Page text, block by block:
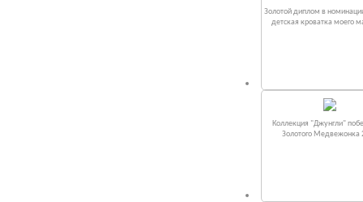
Золотой диплом в
детская кроватка моего
Коллекция "Джунгли"
Золотого Медвежонка